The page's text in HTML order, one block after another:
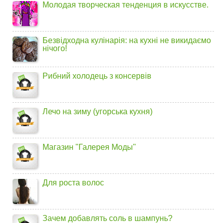
Молодая творческая тенденция в искусстве.
Безвідходна кулінарія: на кухні не викидаємо
нічого!
Рибний холодець з консервів
Лечо на зиму (угорська кухня)
Магазин "Галерея Моды"
Для роста волос
Зачем добавлять соль в шампунь?